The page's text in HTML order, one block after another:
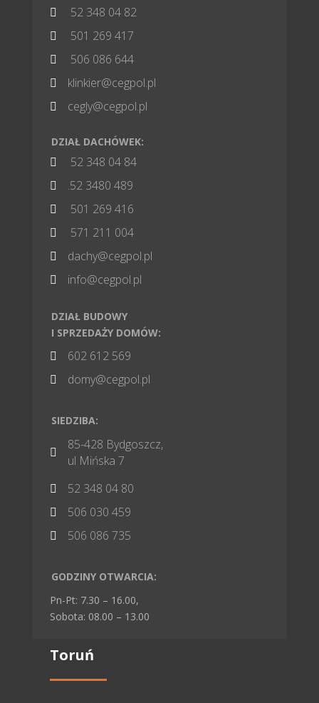
 52 348 04 82
 501 269 417
 506 086 644
 klinkier@cegpol.pl
 cegly@cegpol.pl
DZIAŁ DACHÓWEK:
 52 348 04 84
 .52 3480 489
 501 269 416
 571 211 004
 dachy@cegpol.pl
 info@cegpol.pl
DZIAŁ BUDOWY
I SPRZEDAŻY DOMÓW:
 602 612 569
 domy@cegpol.pl
SIEDZIBA:

85-428 Bydgoszcz,
ul Mińska 7
 52 348 04 80
 506 030 459
 506 086 735
GODZINY OTWARCIA:
Pn-Pt: 7.30 – 16.00,
Sobota: 08.00 – 13.00
Toruń